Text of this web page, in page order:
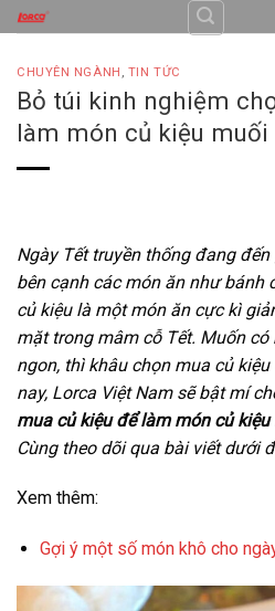
Skip
to
content
CHUYÊN NGÀNH , TIN TỨC
Bỏ túi kinh nghiệm
làm món củ kiệu
Ngày Tết truyền thống đang
bên cạnh các món ăn như bánh
củ kiệu là một món ăn cực kì
mặt trong mâm cỗ Tết. Muốn
ngon, thì khâu chọn mua củ
nay, Lorca Việt Nam sẽ bật mí
mua củ kiệu để làm món củ
Cùng theo dõi qua bài viết dưới
Xem thêm:
Gợi ý một số món khô cho